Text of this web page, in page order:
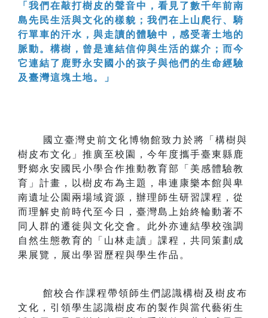
「我們在敲打樹皮的聲音中，看見了數千年前南
島先民生活與文化的樣貌；我們在上山爬行、騎
行單車的汗水，與走讀的體驗中，感受著土地的
脈動。構樹，曾是連結信仰與生活的媒介；而今
它連結了鹿野永安國小的孩子與他們的生命經驗
及臺灣這塊土地。」
國立臺灣史前文化博物館致力於將「構樹與
樹皮布文化」推廣至校園，今年度攜手臺東縣鹿
野鄉永安國民小學合作推動教育部「美感體驗教
育」計畫，以樹皮布為主題，串連康樂本館與卑
南遺址公園兩場域資源，辦理師生研習課程，從
而理解史前時代至今日，臺灣島上始終輪動著不
同人群的遷徙與文化交會。此外亦連結學校強調
自然生態教育的「山林走讀」課程，共同策劃成
果展覽，展出學習歷程與學生作品。
館校合作課程帶領師生們認識構樹及樹皮布
文化，引領學生認識樹皮布的製作與當代藝術生